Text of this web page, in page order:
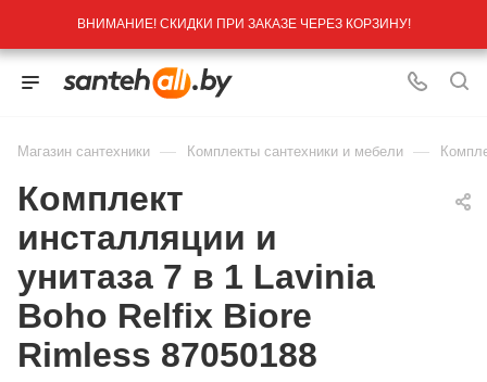
ВНИМАНИЕ! СКИДКИ ПРИ ЗАКАЗЕ ЧЕРЕЗ КОРЗИНУ!
Магазин сантехники — Комплекты сантехники и мебели —
Комплект
инсталляции и
унитаза 7 в 1 Lavinia
Boho Relfix Biore
Rimless 87050188